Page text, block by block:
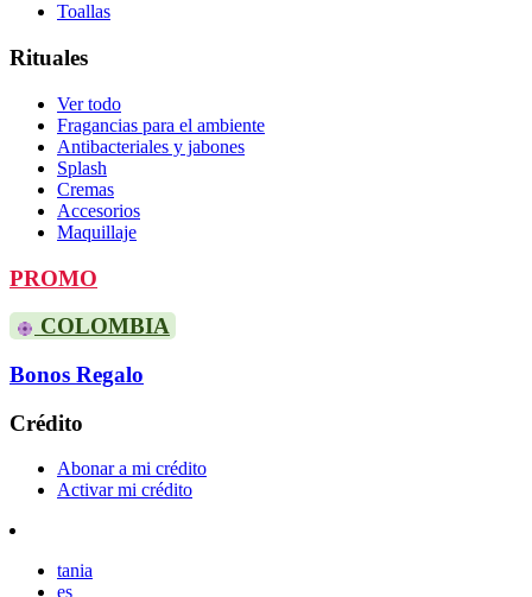
Toallas
Rituales
Ver todo
Fragancias para el ambiente
Antibacteriales y jabones
Splash
Cremas
Accesorios
Maquillaje
PROMO
COLOMBIA
Bonos Regalo
Crédito
Abonar a mi crédito
Activar mi crédito
tania
es